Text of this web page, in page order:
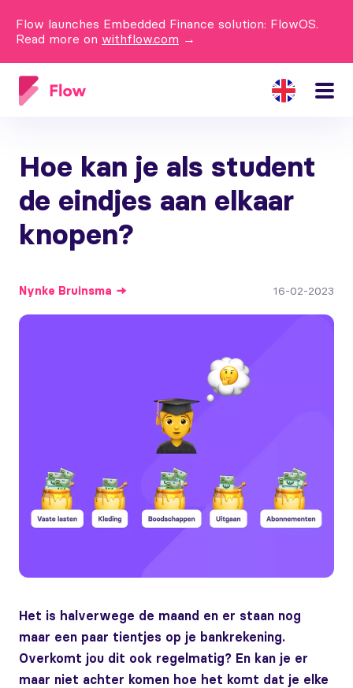
Flow launches Embedded Finance solution: FlowOS.
Read more on withflow.com →
Hoe kan je als student
de eindjes aan elkaar
knopen?
Nynke Bruinsma 16-02-2023
Het is halverwege de maand en er staan nog
maar een paar tientjes op je bankrekening.
Overkomt jou dit ook regelmatig? En kan je er
maar niet achter komen hoe het komt dat je elke